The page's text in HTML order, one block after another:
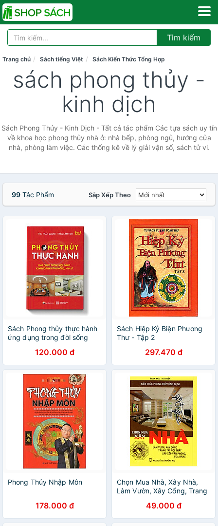
Tìm kiếm
Trang chủ Sách tiếng Việt Sách Kiến Thức Tổng Hợp
sách phong thủy -
kinh dịch
Sách Phong Thủy - Kinh Dịch - Tất cả tác phẩm Các tựa sách uy tín
về khoa học phong thủy nhà ở: nhà bếp, phòng ngủ, hướng cửa
nhà, phòng làm việc. Các thống kê về lý giải vận số, sách tử vi.
99 Tác Phẩm Sắp Xếp Theo
Sách Phong thủy thực hành
ứng dụng trong đời sống
120.000 đ
Sách Hiệp Kỷ Biện Phương
Thư - Tập 2
297.470 đ
Phong Thủy Nhập Môn
178.000 đ
Chọn Mua Nhà, Xây Nhà,
Làm Vườn, Xây Cổng, Trang
Phòng, Cửa Hàng
49.000 đ